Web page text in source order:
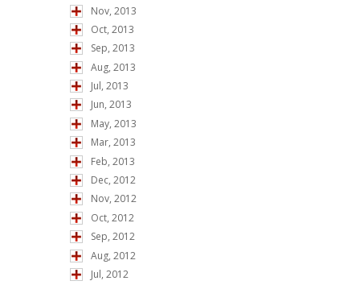
Nov, 2013
Oct, 2013
Sep, 2013
Aug, 2013
Jul, 2013
Jun, 2013
May, 2013
Mar, 2013
Feb, 2013
Dec, 2012
Nov, 2012
Oct, 2012
Sep, 2012
Aug, 2012
Jul, 2012